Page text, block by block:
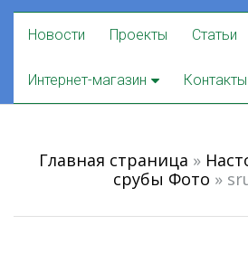
Новости Проекты Статьи
Интернет-магазин Контакты
Главная страница »
срубы Фото »